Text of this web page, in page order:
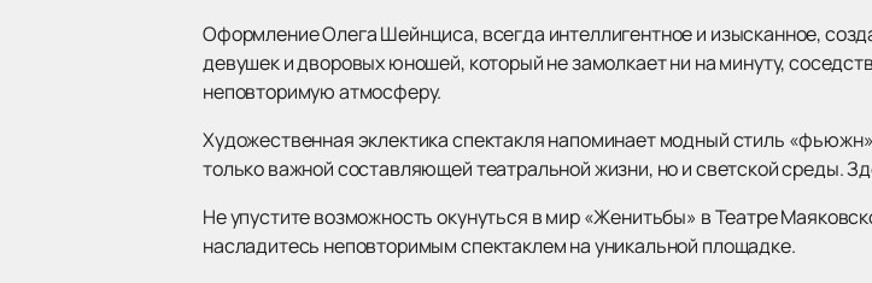
Оформление Олега Шейнциса, всегда интеллигентное и изысканное,
девушек и дворовых юношей, который не замолкает ни на минуту,
неповторимую атмосферу.
Художественная эклектика спектакля напоминает модный стиль
только важной составляющей театральной жизни, но и светской среды.
Не упустите возможность окунуться в мир «Женитьбы» в Театре
насладитесь неповторимым спектаклем на уникальной площадке.